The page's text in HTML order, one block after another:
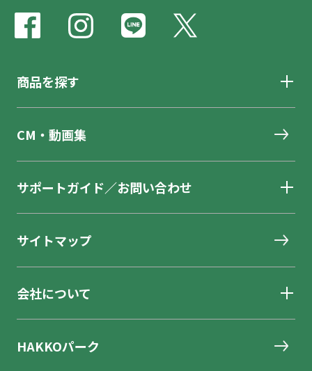
商品を探す
CM・動画集
サポートガイド／お問い合わせ
サイトマップ
会社について
HAKKOパーク